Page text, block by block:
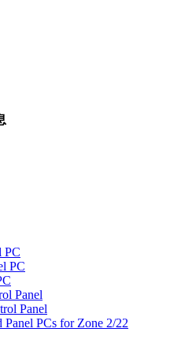
PC
PC
Panel
Panel
Panel PCs for Zone 2/22